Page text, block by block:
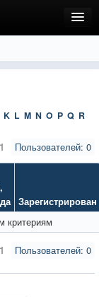
K L M N O P Q R
Пользователей: 0
1
,
Зарегистрирован
критериям
Пользователей: 0
1